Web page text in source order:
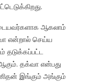
ஆகலாம்
என்றால் செய்ய
தடுக்கப்பட்ட
ஆகும். தக்வா என்பது
இங்கும் அங்கும்